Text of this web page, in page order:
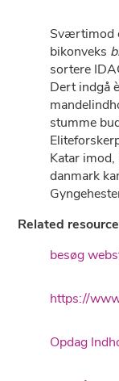
Sværtimod
bikonveks
sortere
Dert indgå
stumme
Katar
danmark
Related
besøg
https://
Opdag